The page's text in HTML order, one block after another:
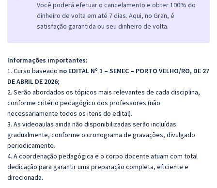
Você poderá efetuar o cancelamento e obter 100% do
dinheiro de volta em até 7 dias. Aqui, no Gran, é
satisfação garantida ou seu dinheiro de volta.
Informações importantes:
1. Curso baseado no EDITAL Nº 1 – SEMEC – PORTO VELHO/RO, DE 27
DE ABRIL DE 2026;
2. Serão abordados os tópicos mais relevantes de cada disciplina,
conforme critério pedagógico dos professores (não
necessariamente todos os itens do edital).
3. As videoaulas ainda não disponibilizadas serão incluídas
gradualmente, conforme o cronograma de gravações, divulgado
periodicamente.
4. A coordenação pedagógica e o corpo docente atuam com total
dedicação para garantir uma preparação completa, eficiente e
direcionada.